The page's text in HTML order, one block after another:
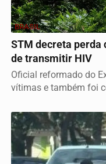
BRASIL
STM decreta perda
de transmitir HIV
Oficial reformado do
vítimas e também foi